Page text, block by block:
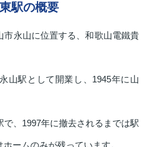
駅の概要
市永山に位置する、和歌山電鐵貴
山駅として開業し、1945年に山
、1997年に撤去されるまでは駅